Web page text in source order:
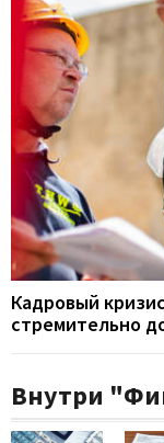
Кадровый
стремительно
Внутри